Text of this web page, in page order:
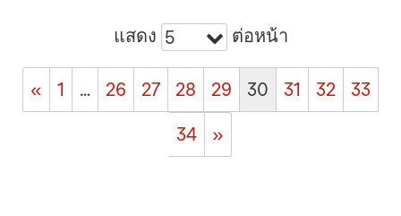
แสดง 5 ต่อหน้า
« 1 … 26 27 28 29 30 31 32 33
34 »